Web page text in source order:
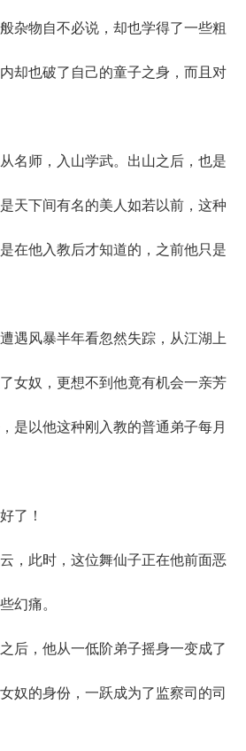
物自不必说，却也学得了一些粗
却也破了自己的童子之身，而且对
师，入山学武。出山之后，也是
天下间有名的美人如若以前，这种
在他入教后才知道的，之前他只是
风暴半年看忽然失踪，从江湖上
女奴，更想不到他竟有机会一亲芳
是以他这种刚入教的普通弟子每月
了！
此时，这位舞仙子正在他前面恶
幻痛。
，他从一低阶弟子摇身一变成了
奴的身份，一跃成为了监察司的司